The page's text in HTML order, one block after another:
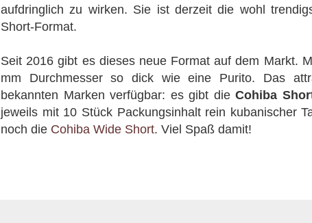
aufdringlich zu wirken. Sie ist derzeit die wohl
Short-Format.
Seit 2016 gibt es dieses neue Format auf dem Markt.
mm Durchmesser so dick wie eine Purito. Das
bekannten Marken verfügbar: es gibt dieCohiba
jeweils mit 10 Stück Packungsinhalt rein kubanischer
noch die Cohiba Wide Short. Viel Spaß damit!